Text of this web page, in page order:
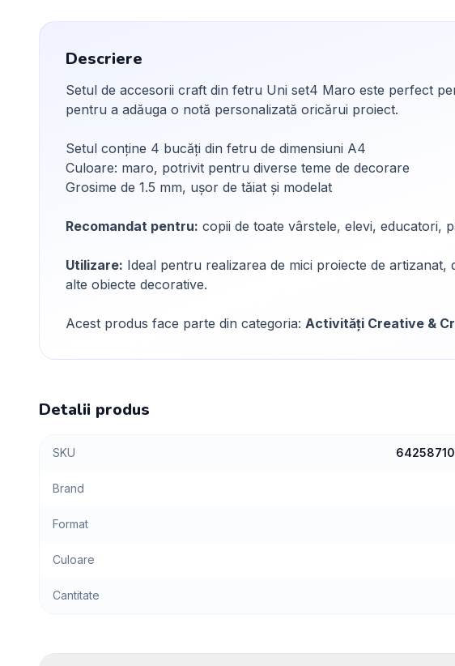
Descriere
Setul de accesorii craft din fetru Uni set4 Maro este perfect
pentru a adăuga o notă personalizată oricărui proiect.
Setul conține 4 bucăți din fetru de dimensiuni A4
Culoare: maro, potrivit pentru diverse teme de decorare
Grosime de 1.5 mm, ușor de tăiat și modelat
Recomandat pentru: copii de toate vârstele, elevi, educatori,
Utilizare: Ideal pentru realizarea de mici proiecte de
alte obiecte decorative.
Acest produs face parte din categoria: Activități Creative &
Detalii produs
SKU
Brand
Format
Culoare
Cantitate